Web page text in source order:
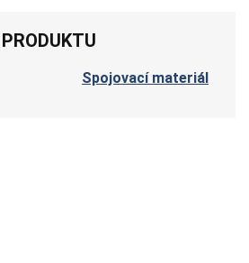
Spojovací materiál